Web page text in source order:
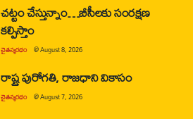
చట్టం చేస్తున్నాం…బీసీలకు సంరక్షణ
కల్పిస్తాం
చైతన్యరధం @August 8, 2026
రాష్ట్ర పురోగతి, రాజధాని వికాసం
చైతన్యరధం @August 7, 2026